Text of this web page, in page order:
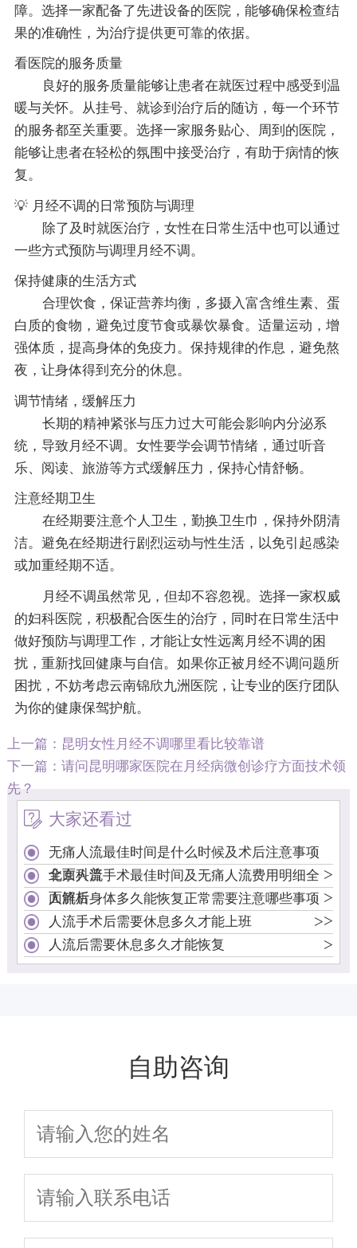
障。选择一家配备了先进设备的医院，能够确保检查结
果的准确性，为治疗提供更可靠的依据。
看医院的服务质量
良好的服务质量能够让患者在就医过程中感受到温
暖与关怀。从挂号、就诊到治疗后的随访，每一个环节
的服务都至关重要。选择一家服务贴心、周到的医院，
能够让患者在轻松的氛围中接受治疗，有助于病情的恢
复。
💡 月经不调的日常预防与调理
除了及时就医治疗，女性在日常生活中也可以通过
一些方式预防与调理月经不调。
保持健康的生活方式
合理饮食，保证营养均衡，多摄入富含维生素、蛋
白质的食物，避免过度节食或暴饮暴食。适量运动，增
强体质，提高身体的免疫力。保持规律的作息，避免熬
夜，让身体得到充分的休息。
调节情绪，缓解压力
长期的精神紧张与压力过大可能会影响内分泌系
统，导致月经不调。女性要学会调节情绪，通过听音
乐、阅读、旅游等方式缓解压力，保持心情舒畅。
注意经期卫生
在经期要注意个人卫生，勤换卫生巾，保持外阴清
洁。避免在经期进行剧烈运动与性生活，以免引起感染
或加重经期不适。
月经不调虽然常见，但却不容忽视。选择一家权威
的妇科医院，积极配合医生的治疗，同时在日常生活中
做好预防与调理工作，才能让女性远离月经不调的困
扰，重新找回健康与自信。如果你正被月经不调问题所
困扰，不妨考虑云南锦欣九洲医院，让专业的医疗团队
为你的健康保驾护航。
上一篇： 昆明女性月经不调哪里看比较靠谱
下一篇： 请问昆明哪家医院在月经病微创诊疗方面技术领
先？
大家还看过
无痛人流最佳时间是什么时候及术后注意事项
全面科普
>
北京人流手术最佳时间及无痛人流费用明细全
面解析
>
人流后身体多久能恢复正常需要注意哪些事项
>
人流手术后需要休息多久才能上班 >
人流后需要休息多久才能恢复 >
自助咨询